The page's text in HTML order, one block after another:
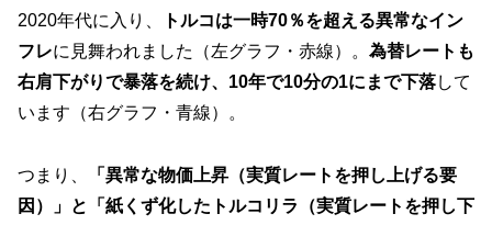
2020年代に入り、
トルコは一時70％を超える異常なイン
フレに見舞われました（左グラフ・赤線）。 為替レートも
右肩下がりで暴落を続け、10年で10分の1にまで下落して
います（右グラフ・青線）。
つまり、
「異常な物価上昇（実質レートを押し上げる要
因）」と「紙くず化したトルコリラ（実質レートを押し下